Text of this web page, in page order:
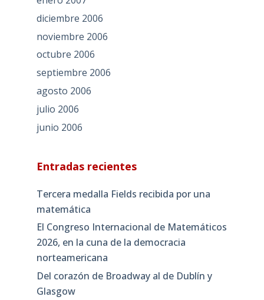
diciembre 2006
noviembre 2006
octubre 2006
septiembre 2006
agosto 2006
julio 2006
junio 2006
Entradas recientes
Tercera medalla Fields recibida por una
matemática
El Congreso Internacional de Matemáticos
2026, en la cuna de la democracia
norteamericana
Del corazón de Broadway al de Dublín y
Glasgow